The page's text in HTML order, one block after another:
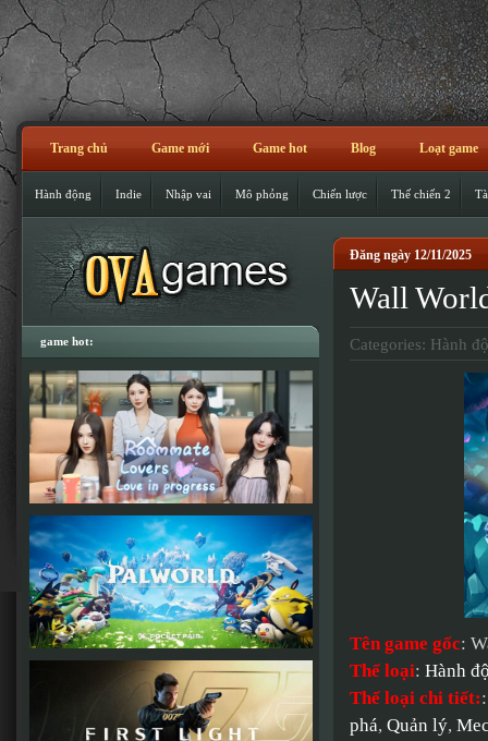
Trang chủ Game mới Game hot Blog Loạt game
Hành động Indie Nhập vai Mô phỏng Chiến lược Thế chiến 2
Đăng ngày 12/11/2025
Wall
Categories: Hành
Tên game gốc:
Thể loại: Hành
Thể loại chi tiết:
phá, Quản lý,
game hot: